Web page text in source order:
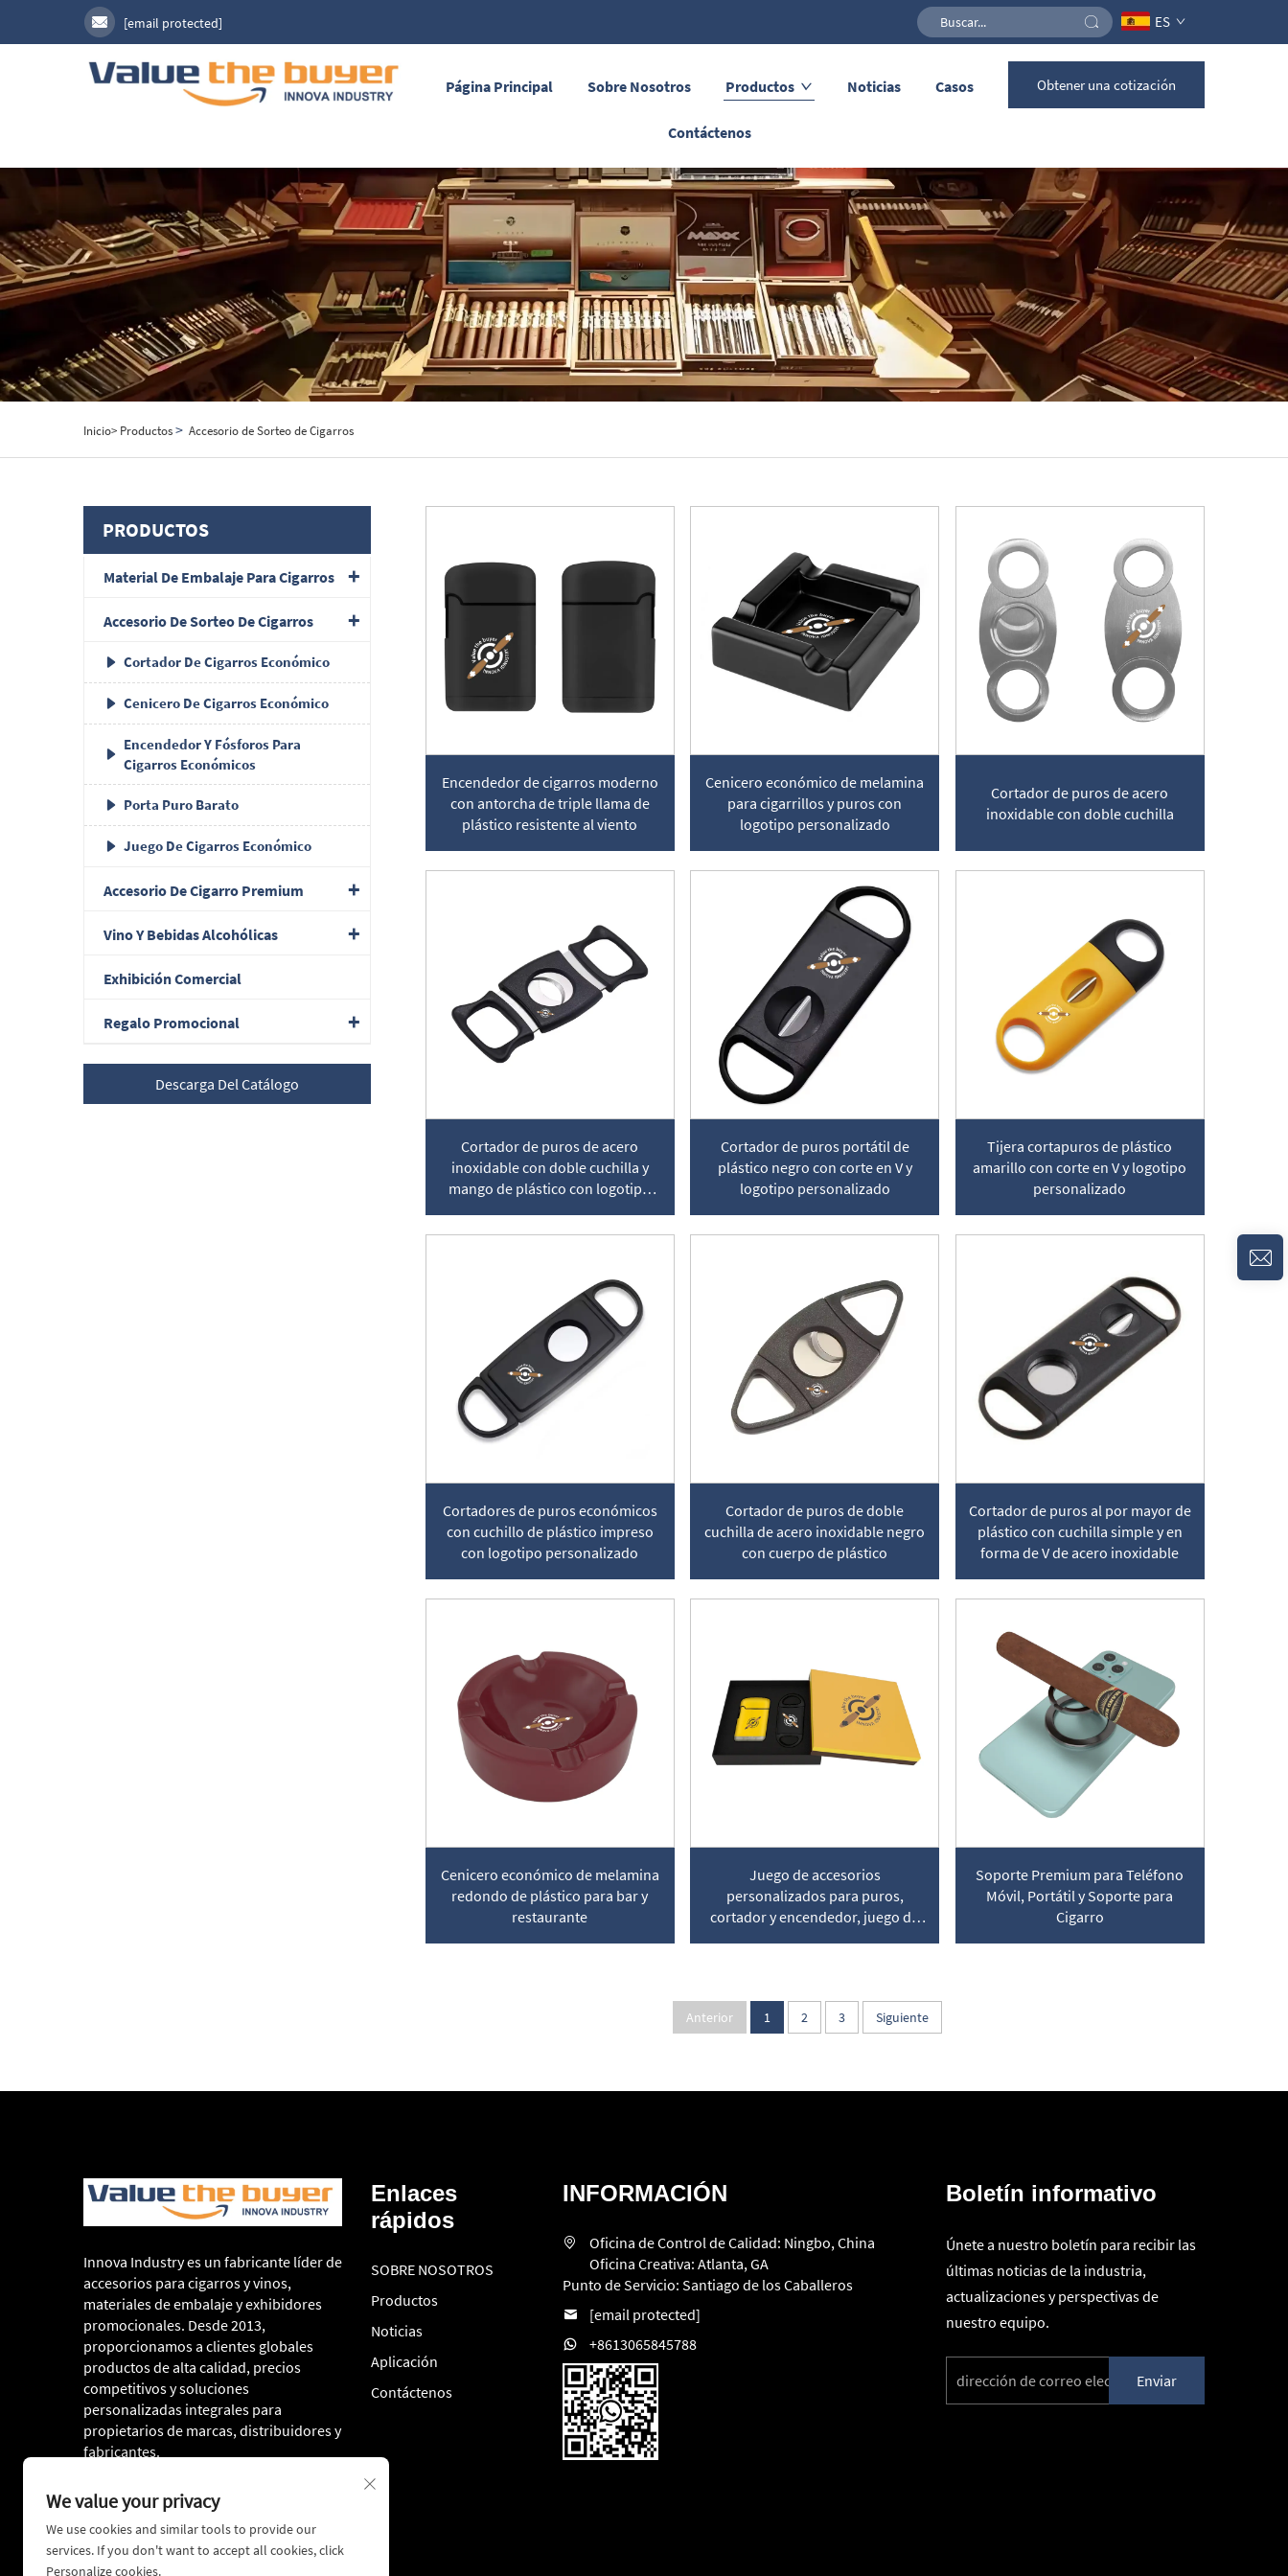
[email protected] ES
Página Principal Sobre Nosotros Productos Noticias Casos
Contáctenos
Obtener una cotización
Inicio> Productos> Accesorio de Sorteo de Cigarros
PRODUCTOS
Material De Embalaje Para Cigarros
Accesorio De Sorteo De Cigarros
Cortador De Cigarros Económico
Cenicero De Cigarros Económico
Encendedor Y Fósforos Para
Cigarros Económicos
Porta Puro Barato
Juego De Cigarros Económico
Accesorio De Cigarro Premium
Vino Y Bebidas Alcohólicas
Exhibición Comercial
Regalo Promocional
Descarga Del Catálogo
Encendedor de cigarros moderno
con antorcha de triple llama de
plástico resistente al viento
Cenicero económico de melamina
para cigarrillos y puros con
logotipo personalizado
Cortador de puros de acero
inoxidable con doble cuchilla
Cortador de puros de acero
inoxidable con doble cuchilla y
mango de plástico con logotipo
Cortador de puros portátil de
plástico negro con corte en V y
logotipo personalizado
Tijera cortapuros de plástico
amarillo con corte en V y logotipo
personalizado
Cortadores de puros económicos
con cuchillo de plástico impreso
con logotipo personalizado
Cortador de puros de doble
cuchilla de acero inoxidable negro
con cuerpo de plástico
Cortador de puros al por mayor de
plástico con cuchilla simple y en
forma de V de acero inoxidable
Cenicero económico de melamina
redondo de plástico para bar y
restaurante
Juego de accesorios
personalizados para puros,
cortador y encendedor, juego de
Soporte Premium para Teléfono
Móvil, Portátil y Soporte para
Cigarro
Anterior 1 2 3 Siguiente
Innova Industry es un fabricante líder de
accesorios para cigarros y vinos,
materiales de embalaje y exhibidores
promocionales. Desde 2013,
proporcionamos a clientes globales
productos de alta calidad, precios
competitivos y soluciones
personalizadas integrales para
propietarios de marcas, distribuidores y
fabricantes.
Enlaces
rápidos
SOBRE NOSOTROS
Productos
Noticias
Aplicación
Contáctenos
INFORMACIÓN
Oficina de Control de Calidad: Ningbo, China
Oficina Creativa: Atlanta, GA
Punto de Servicio: Santiago de los Caballeros
[email protected]
+8613065845788
Boletín informativo
Únete a nuestro boletín para recibir las
últimas noticias de la industria,
actualizaciones y perspectivas de
nuestro equipo.
Enviar
We value your privacy
We use cookies and similar tools to provide our
services. If you don't want to accept all cookies, click
Personalize cookies.